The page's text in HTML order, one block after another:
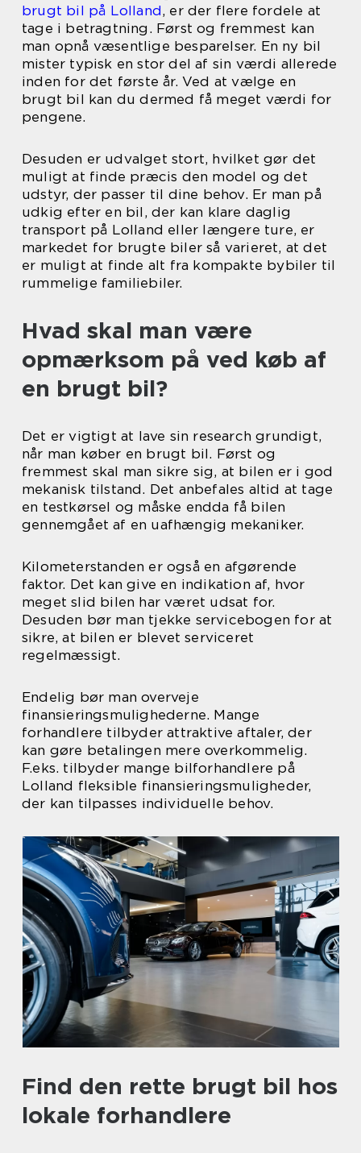
brugt bil på Lolland, er der flere fordele at
tage i betragtning. Først og fremmest kan
man opnå væsentlige besparelser. En ny bil
mister typisk en stor del af sin værdi allerede
inden for det første år. Ved at vælge en
brugt bil kan du dermed få meget værdi for
pengene.
Desuden er udvalget stort, hvilket gør det
muligt at finde præcis den model og det
udstyr, der passer til dine behov. Er man på
udkig efter en bil, der kan klare daglig
transport på Lolland eller længere ture, er
markedet for brugte biler så varieret, at det
er muligt at finde alt fra kompakte bybiler til
rummelige familiebiler.
Hvad skal man være
opmærksom på ved køb af
en brugt bil?
Det er vigtigt at lave sin research grundigt,
når man køber en brugt bil. Først og
fremmest skal man sikre sig, at bilen er i god
mekanisk tilstand. Det anbefales altid at tage
en testkørsel og måske endda få bilen
gennemgået af en uafhængig mekaniker.
Kilometerstanden er også en afgørende
faktor. Det kan give en indikation af, hvor
meget slid bilen har været udsat for.
Desuden bør man tjekke servicebogen for at
sikre, at bilen er blevet serviceret
regelmæssigt.
Endelig bør man overveje
finansieringsmulighederne. Mange
forhandlere tilbyder attraktive aftaler, der
kan gøre betalingen mere overkommelig.
F.eks. tilbyder mange bilforhandlere på
Lolland fleksible finansieringsmuligheder,
der kan tilpasses individuelle behov.
Find den rette brugt bil hos
lokale forhandlere